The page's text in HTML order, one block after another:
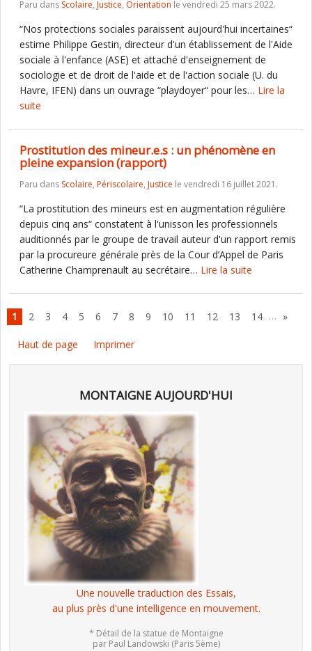
Paru dans Scolaire, Justice, Orientation le vendredi 25 mars 2022.
“Nos protections sociales paraissent aujourd'hui incertaines“
estime Philippe Gestin, directeur d'un établissement de l'Aide
sociale à l'enfance (ASE) et attaché d'enseignement de
sociologie et de droit de l'aide et de l'action sociale (U. du
Havre, IFEN) dans un ouvrage “playdoyer“ pour les… Lire la
suite
Prostitution des mineur.e.s : un phénomène en
pleine expansion (rapport)
Paru dans Scolaire, Périscolaire, Justice le vendredi 16 juillet 2021.
“La prostitution des mineurs est en augmentation régulière
depuis cinq ans“ constatent à l'unisson les professionnels
auditionnés par le groupe de travail auteur d'un rapport remis
par la procureure générale près de la Cour d’Appel de Paris
Catherine Champrenault au secrétaire… Lire la suite
1 2 3 4 5 6 7 8 9 10 11 12 13 14 … »
Haut de page Imprimer
MONTAIGNE AUJOURD'HUI
Une nouvelle traduction des Essais,
au plus près d'une intelligence en mouvement.
* Détail de la statue de Montaigne
par Paul Landowski (Paris 5ème)